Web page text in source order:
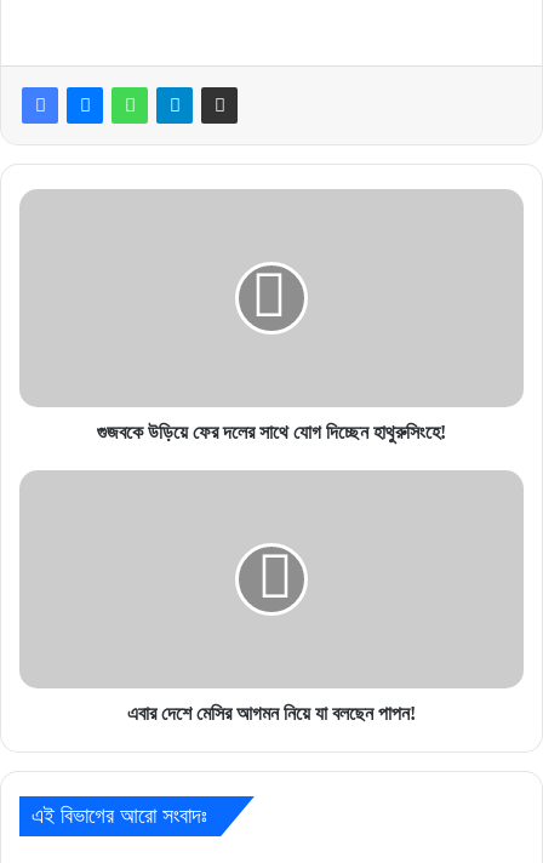
গুজবকে
গুজবকে উড়িয়ে ফের দলের সাথে যোগ দিচ্ছেন হাথুরুসিংহে!
এবার
এবার দেশে মেসির আগমন নিয়ে যা বলছেন পাপন!
এই বিভাগের আরো সংবাদঃ